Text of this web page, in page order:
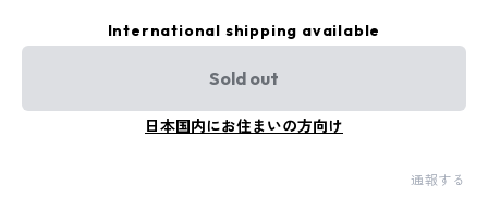
International shipping available
Sold out
日本国内にお住まいの方向け
通報する